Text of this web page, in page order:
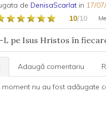
de DenisaScarlat in 17/
10/10
L pe Isus Hristos în
Adaugă comentariu
moment nu au fost adăugate